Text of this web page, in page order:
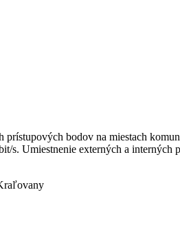
bodov na miestach
Umiestnenie externých a interných